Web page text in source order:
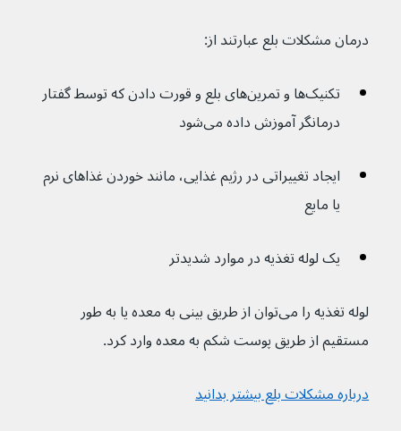
درمان مشکلات بلع عبارتند از:
تکنیک‌ها و تمرین‌های بلع و قورت دادن که توسط گفتار
درمانگر آموزش داده می‌شود
ایجاد تغییراتی در رژیم غذایی، مانند خوردن غذاهای نرم
یا مایع
یک لوله تغذیه در موارد شدیدتر
لوله تغذیه را می‌توان از طریق بینی به معده یا به طور
مستقیم از طریق پوست شکم به معده وارد کرد.
درباره مشکلات بلع بیشتر بدانید